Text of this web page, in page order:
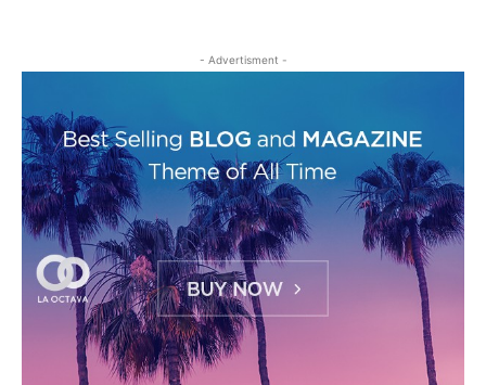
- Advertisment -